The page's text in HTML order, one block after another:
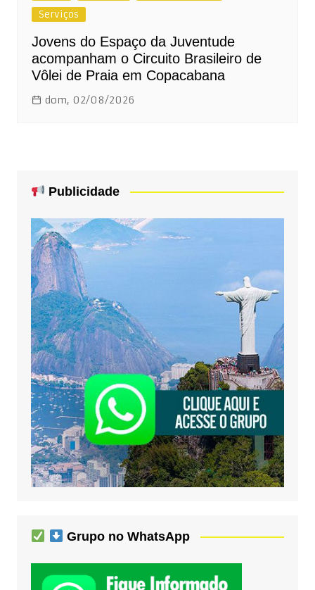
Serviços
Jovens do Espaço da Juventude
acompanham o Circuito Brasileiro de
Vôlei de Praia em Copacabana
dom, 02/08/2026
Publicidade
Grupo no WhatsApp